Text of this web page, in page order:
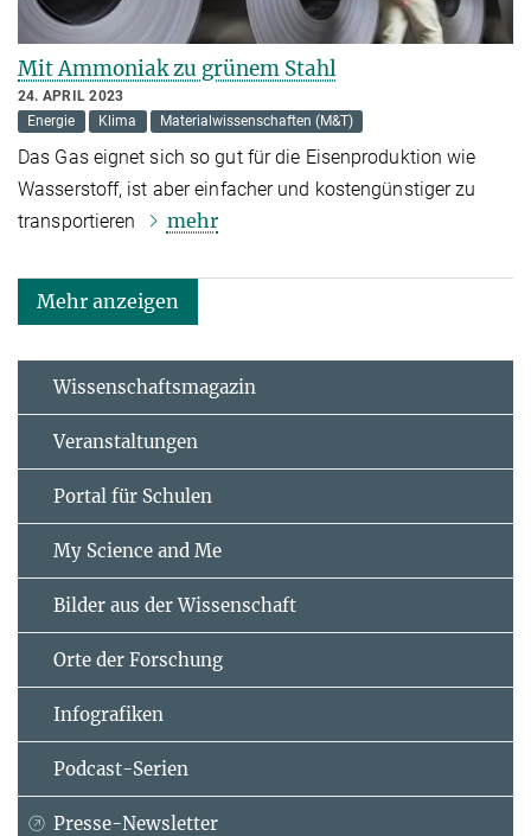
Mit Ammoniak zu grünem Stahl
24. APRIL 2023
Energie
Klima Materialwissenschaften (M&T)
Das Gas eignet sich so gut für die Eisenproduktion wie
Wasserstoff, ist aber einfacher und kostengünstiger zu
transportieren
mehr
Mehr anzeigen
Wissenschaftsmagazin
Veranstaltungen
Portal für Schulen
My Science and Me
Bilder aus der Wissenschaft
Orte der Forschung
Infografiken
Podcast-Serien
Presse-Newsletter